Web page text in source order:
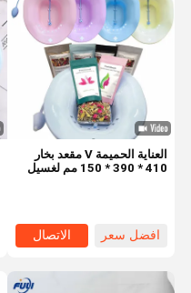
العناية الحميمة V مقعد بخار
410 * 390 * 150 مم لغسيل
افضل سعر الاتصال